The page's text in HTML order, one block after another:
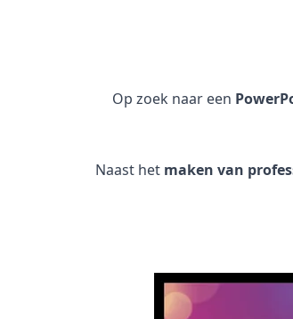
Op zoek naar een
Naast het maken van